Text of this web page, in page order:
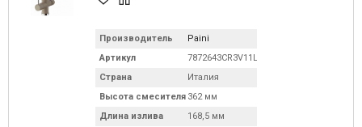
Производитель
Paini
Артикул
7872643CR3V11L2KM
Страна
Италия
Высота смесителя 362 мм
Длина излива
168,5 мм